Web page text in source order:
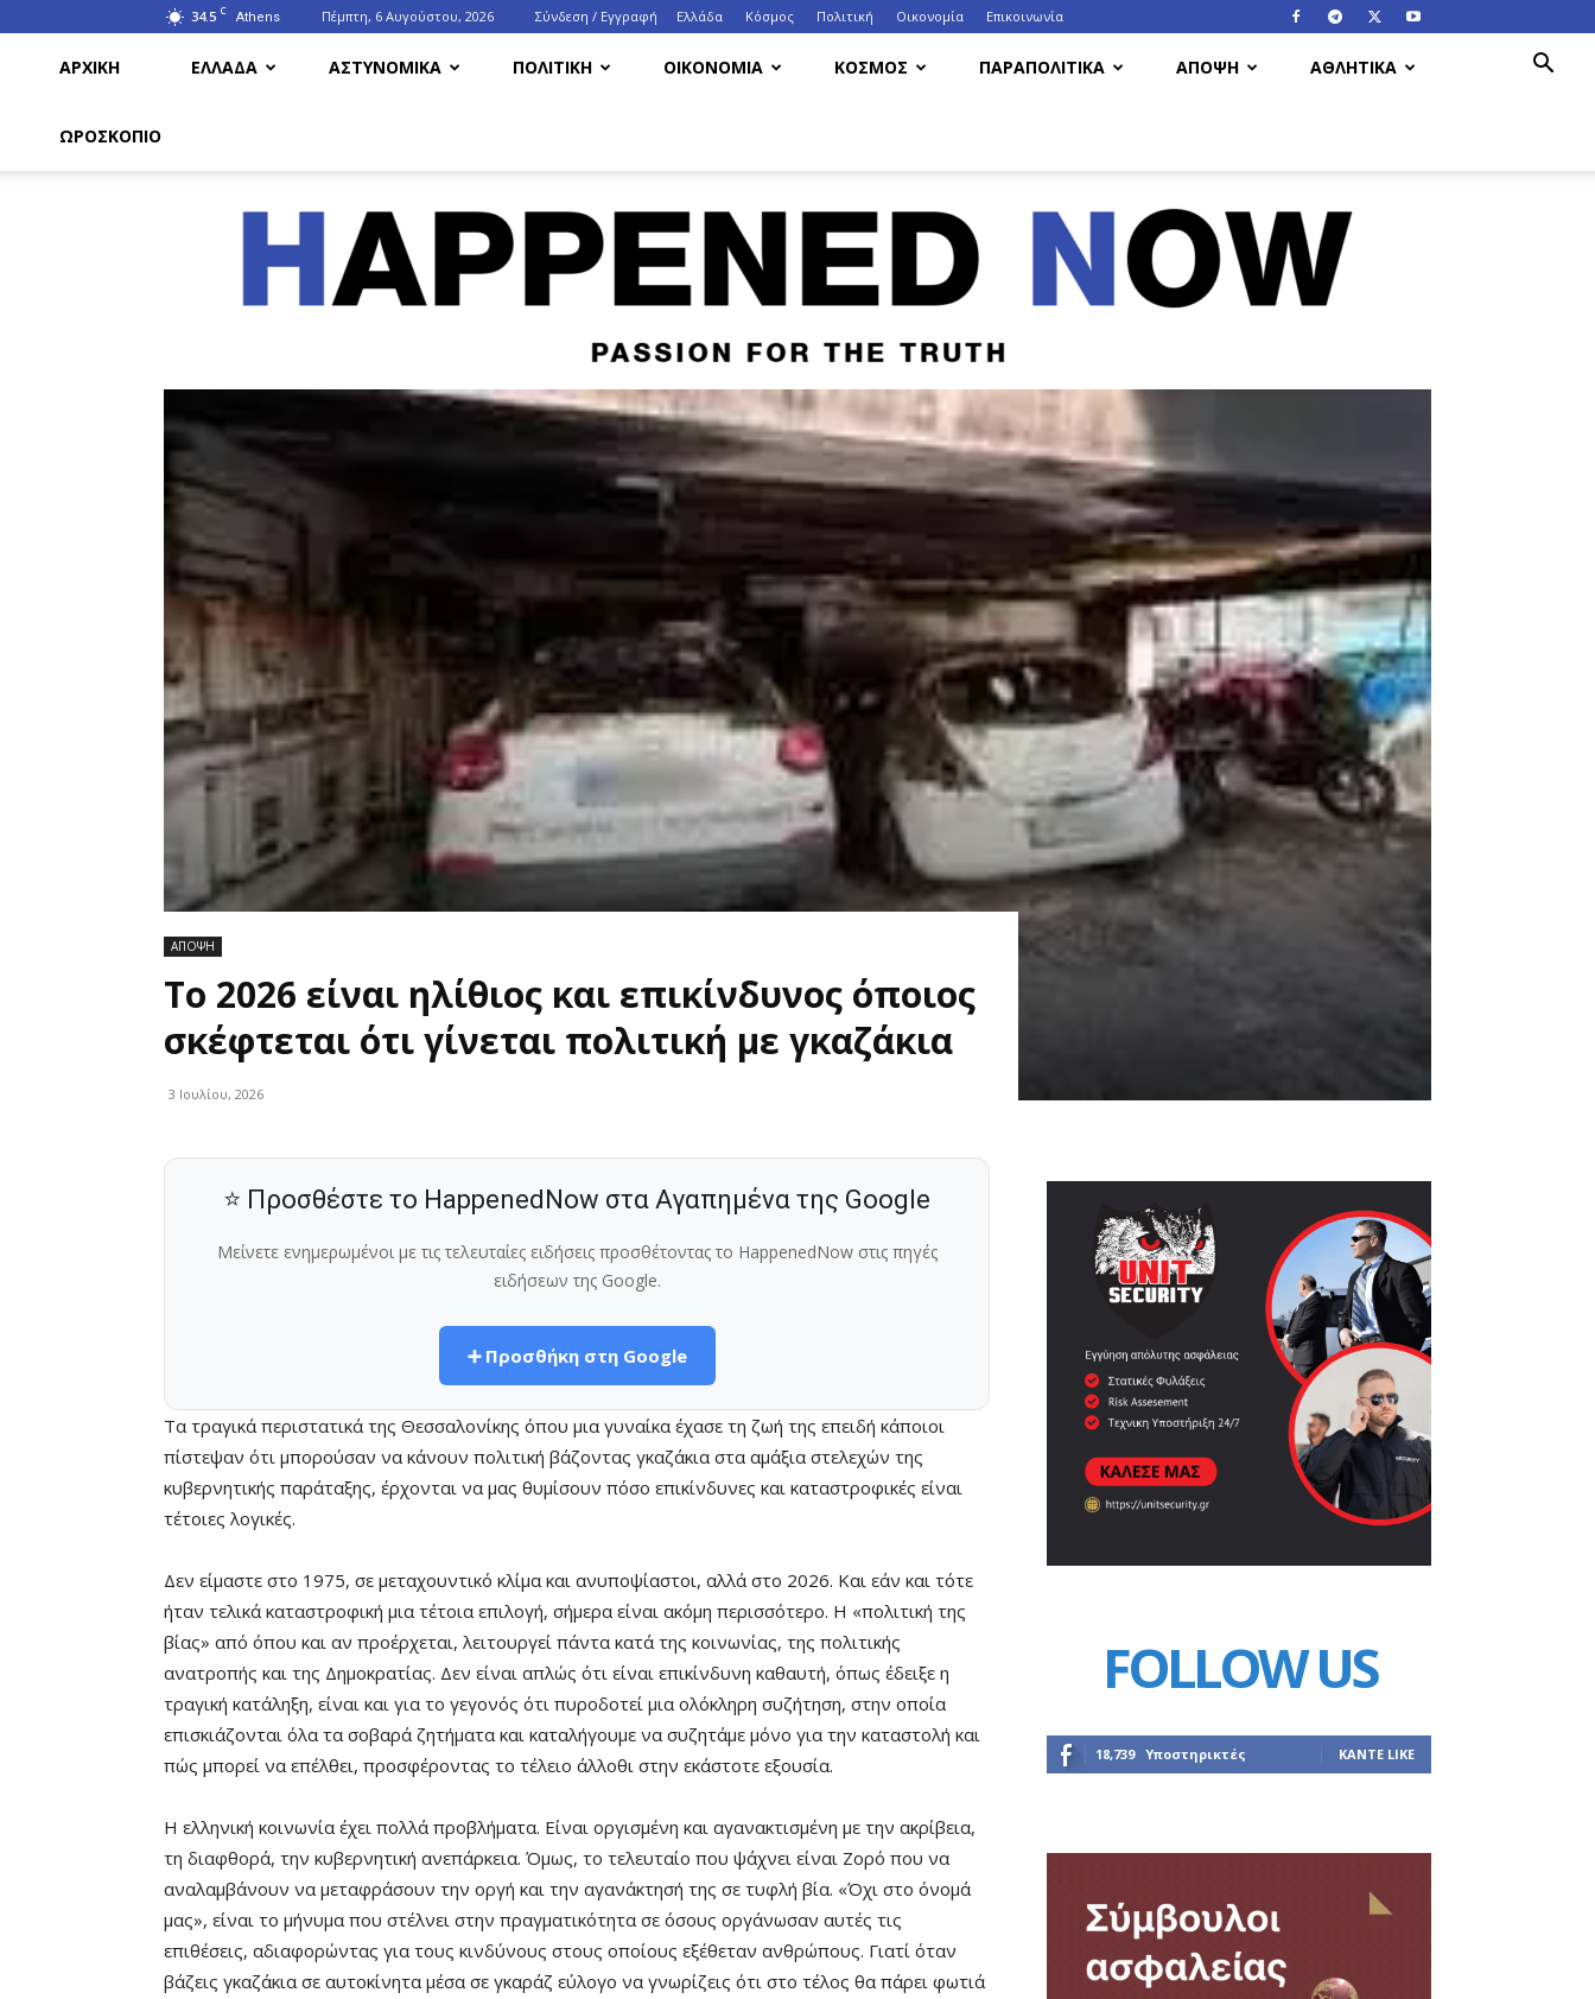
34.5 C Athens Πέμπτη, 6 Αυγούστου, 2026 Σύνδεση / Εγγραφή Ελλάδα Κόσμος Πολιτική Οικονομία Eπικοινωνία
ΑΡΧΙΚΗ ΕΛΛΑΔΑ ΑΣΤΥΝΟΜΙΚΑ ΠΟΛΙΤΙΚΗ ΟΙΚΟΝΟΜΙΑ ΚΟΣΜΟΣ ΠΑΡΑΠΟΛΙΤΙΚΑ ΑΠΟΨΗ ΑΘΛΗΤΙΚΑ
ΩΡΟΣΚΟΠΙΟ
HappenedNow.gr
ΑΠΟΨΗ
Το 2026 είναι ηλίθιος και επικίνδυνος όποιος
σκέφτεται ότι γίνεται πολιτική με γκαζάκια
3 Ιουλίου, 2026
⭐ Προσθέστε το HappenedNow στα Αγαπημένα της Google
Μείνετε ενημερωμένοι με τις τελευταίες ειδήσεις προσθέτοντας το HappenedNow στις πηγές
ειδήσεων της Google.
➕ Προσθήκη στη Google
Τα τραγικά περιστατικά της Θεσσαλονίκης όπου μια γυναίκα έχασε τη ζωή της επειδή κάποιοι
πίστεψαν ότι μπορούσαν να κάνουν πολιτική βάζοντας γκαζάκια στα αμάξια στελεχών της
κυβερνητικής παράταξης, έρχονται να μας θυμίσουν πόσο επικίνδυνες και καταστροφικές είναι
τέτοιες λογικές.
Δεν είμαστε στο 1975, σε μεταχουντικό κλίμα και ανυποψίαστοι, αλλά στο 2026. Και εάν και τότε
ήταν τελικά καταστροφική μια τέτοια επιλογή, σήμερα είναι ακόμη περισσότερο. Η «πολιτική της
βίας» από όπου και αν προέρχεται, λειτουργεί πάντα κατά της κοινωνίας, της πολιτικής
ανατροπής και της Δημοκρατίας. Δεν είναι απλώς ότι είναι επικίνδυνη καθαυτή, όπως έδειξε η
τραγική κατάληξη, είναι και για το γεγονός ότι πυροδοτεί μια ολόκληρη συζήτηση, στην οποία
επισκιάζονται όλα τα σοβαρά ζητήματα και καταλήγουμε να συζητάμε μόνο για την καταστολή και
πώς μπορεί να επέλθει, προσφέροντας το τέλειο άλλοθι στην εκάστοτε εξουσία.
Η ελληνική κοινωνία έχει πολλά προβλήματα. Είναι οργισμένη και αγανακτισμένη με την ακρίβεια,
τη διαφθορά, την κυβερνητική ανεπάρκεια. Όμως, το τελευταίο που ψάχνει είναι Ζορό που να
αναλαμβάνουν να μεταφράσουν την οργή και την αγανάκτησή της σε τυφλή βία. «Όχι στο όνομά
μας», είναι το μήνυμα που στέλνει στην πραγματικότητα σε όσους οργάνωσαν αυτές τις
επιθέσεις, αδιαφορώντας για τους κινδύνους στους οποίους εξέθεταν ανθρώπους. Γιατί όταν
βάζεις γκαζάκια σε αυτοκίνητα μέσα σε γκαράζ εύλογο να γνωρίζεις ότι στο τέλος θα πάρει φωτιά
FOLLOW US
18,739 Υποστηρικτές ΚΆΝΤΕ LIKE